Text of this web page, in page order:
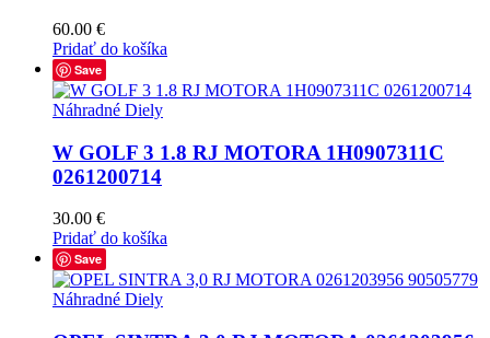
60.00 €
Pridať do košíka
Save
Náhradné Diely
W GOLF 3 1.8 RJ MOTORA 1H0907311C
0261200714
30.00 €
Pridať do košíka
Save
Náhradné Diely